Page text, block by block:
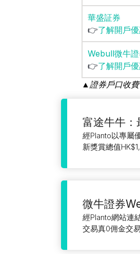
華盛証券
👉了解開戶
Webull微牛
👉了解開戶
▲證券戶口收費
富途牛牛
經Planto以專屬
新獎賞總值
微牛證券
經Planto網站連
交易真0佣金交易